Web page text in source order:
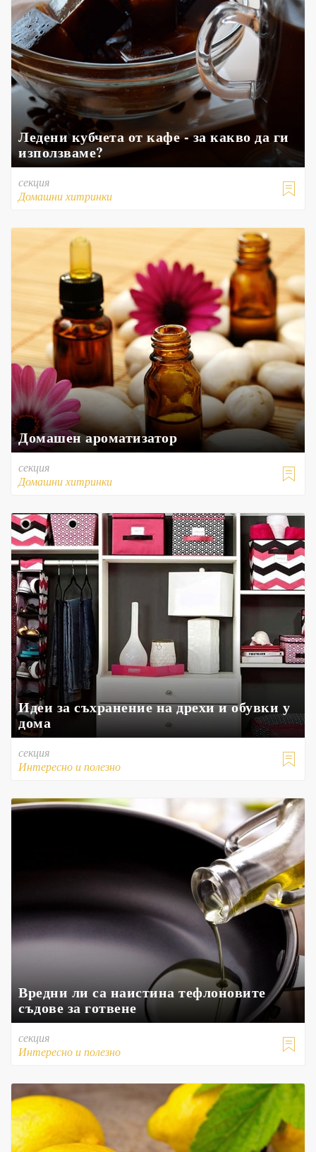
Ледени кубчета от кафе - за какво да ги
използваме?

секция
Домашни хитринки
Домашен ароматизатор

секция
Домашни хитринки
Идеи за съхранение на дрехи и обувки у
дома

секция
Интересно и полезно
Вредни ли са наистина тефлоновите
съдове за готвене

секция
Интересно и полезно